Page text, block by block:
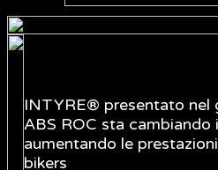
INTYRE® presentato nel
ABS ROC sta
aumentando le
bikers